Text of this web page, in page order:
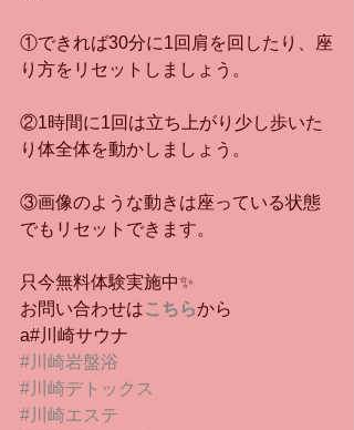
①できれば30分に1回肩を回したり、座
り方をリセットしましょう。
②1時間に1回は立ち上がり少し歩いた
り体全体を動かしましょう。
③画像のような動きは座っている状態
でもリセットできます。
只今無料体験実施中✨
お問い合わせはこちらから
a#川崎サウナ
#川崎岩盤浴
#川崎デトックス
#川崎エステ